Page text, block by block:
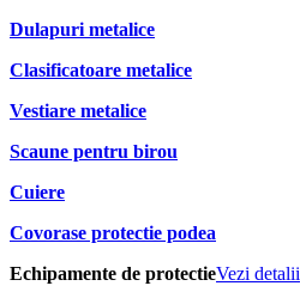
Dulapuri metalice
Clasificatoare metalice
Vestiare metalice
Scaune pentru birou
Cuiere
Covorase protectie podea
Echipamente de protectieVezi detalii